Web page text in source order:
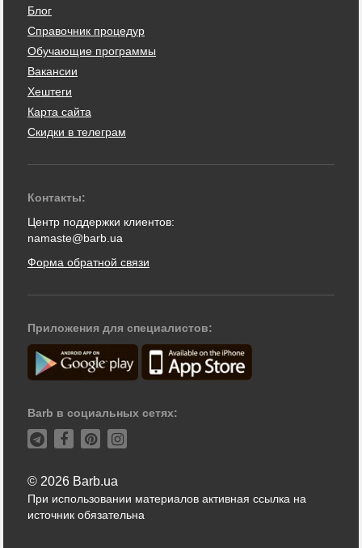
Блог
Справочник процедур
Обучающие программы
Вакансии
Хештеги
Карта сайта
Скидки в телеграм
Контакты:
Центр поддержки клиентов:
namaste@barb.ua
Форма обратной связи
Приложения для специалистов:
Barb в социальных сетях:
© 2026 Barb.ua
При использовании материалов активная ссылка на
источник обязательна